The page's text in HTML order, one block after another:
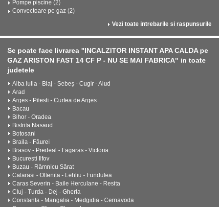
Pompe piscine (2)
Convectoare pe gaz (2)
Vezi toate intrebarile si raspunsurile
Se poate face livrarea "INCALZITOR INSTANT APA CALDA pe
GAZ ARISTON FAST 14 CF P - NU SE MAI FABRICA" in toate
judetele
Alba Iulia - Blaj - Sebeș - Cugir - Aiud
Arad
Arges - Pitesti - Curtea de Arges
Bacau
Bihor - Oradea
Bistrita Nasaud
Botosani
Braila - Făurei
Brasov - Predeal - Fagaras - Victoria
Bucuresti Ilfov
Buzau - Râmnicu Sărat
Calarasi - Oltenita - Lehliu - Fundulea
Caras Severin - Baile Herculane - Resita
Cluj - Turda - Dej - Gherla
Constanta - Mangalia - Medgidia - Cernavoda